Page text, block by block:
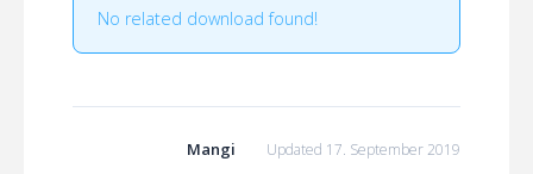
No related download found!
Mangi Updated 17. September 2019